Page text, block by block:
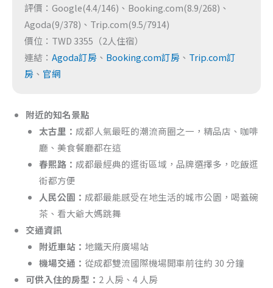
評價：Google(4.4/146)、Booking.com(8.9/268)、
Agoda(9/378)、Trip.com(9.5/7914)
價位：TWD 3355（2人住宿）
連結： Agoda訂房 、 Booking.com訂房 、 Trip.com訂
房 、 官網
附近的知名景點
太古里： 成都人氣最旺的潮流商圈之一，精品店、咖啡
廳、美食餐廳都在這
春熙路： 成都最經典的逛街區域，品牌選擇多，吃飯逛
街都方便
人民公園： 成都最能感受在地生活的城市公園，喝蓋碗
茶、看大爺大媽跳舞
交通資訊
附近車站： 地鐵天府廣場站
機場交通： 從成都雙流國際機場開車前往約 30 分鐘
可供入住的房型： 2 人房、4 人房